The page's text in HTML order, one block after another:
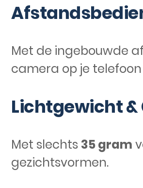
Met de ingebouwde
camera op je
Lichtgewicht
Met slechts 35 gram
gezichtsvormen.